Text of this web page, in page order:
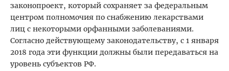
законопроект, который сохраняет за федеральным
центром полномочия по снабжению лекарствами
лиц с некоторыми орфанными заболеваниями.
Согласно действующему законодательству, с 1 января
2018 года эти функции должны были передаваться на
уровень субъектов РФ.